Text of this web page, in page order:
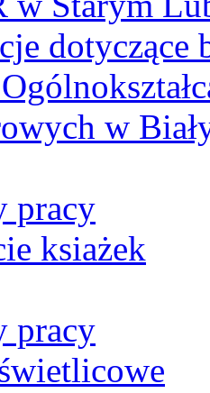
dotyczące
w
pracy
ksiażek
pracy